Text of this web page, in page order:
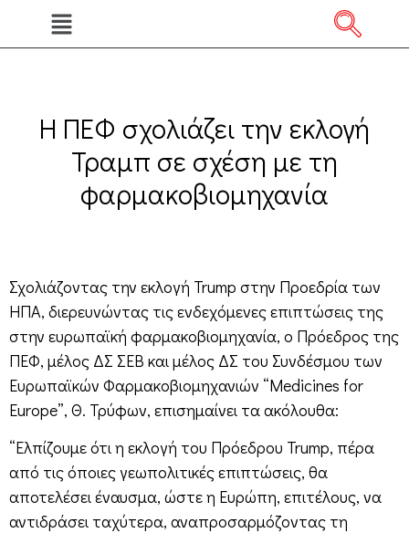
Η ΠΕΦ σχολιάζει την εκλογή
Τραμπ σε σχέση με τη
φαρμακοβιομηχανία
Σχολιάζοντας την εκλογή Trump στην Προεδρία των
ΗΠΑ, διερευνώντας τις ενδεχόμενες επιπτώσεις της
στην ευρωπαϊκή φαρμακοβιομηχανία, ο Πρόεδρος της
ΠΕΦ, μέλος ΔΣ ΣΕΒ και μέλος ΔΣ του Συνδέσμου των
Ευρωπαϊκών Φαρμακοβιομηχανιών “Medicines for
Europe”, Θ. Τρύφων, επισημαίνει τα ακόλουθα:
“Ελπίζουμε ότι η εκλογή του Πρόεδρου Trump, πέρα
από τις όποιες γεωπολιτικές επιπτώσεις, θα
αποτελέσει έναυσμα, ώστε η Ευρώπη, επιτέλους, να
αντιδράσει ταχύτερα, αναπροσαρμόζοντας τη